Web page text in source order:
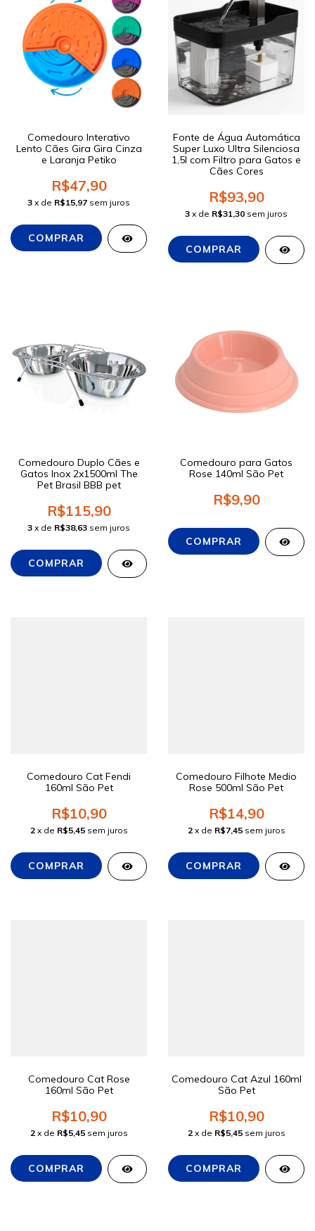
Comedouro Interativo
Lento Cães Gira Gira Cinza
e Laranja Petiko
R$47,90
3 x de R$15,97 sem juros
Fonte de Água Automática
Super Luxo Ultra Silenciosa
1,5l com Filtro para Gatos e
Cães Cores
R$93,90
3 x de R$31,30 sem juros
Comedouro Duplo Cães e
Gatos Inox 2x1500ml The
Pet Brasil BBB pet
R$115,90
3 x de R$38,63 sem juros
Comedouro para Gatos
Rose 140ml São Pet
R$9,90
Comedouro Cat Fendi
160ml São Pet
R$10,90
2 x de R$5,45 sem juros
Comedouro Filhote Medio
Rose 500ml São Pet
R$14,90
2 x de R$7,45 sem juros
Comedouro Cat Rose
160ml São Pet
R$10,90
2 x de R$5,45 sem juros
Comedouro Cat Azul 160ml
São Pet
R$10,90
2 x de R$5,45 sem juros